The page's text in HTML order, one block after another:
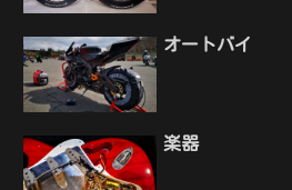
オートバイ
楽器